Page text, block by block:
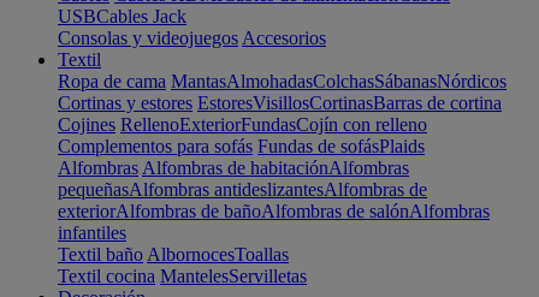
USBCables Jack
Consolas y videojuegos Accesorios
Textil
Ropa de cama MantasAlmohadasColchasSábanasNórdicos
Cortinas y estores EstoresVisillosCortinasBarras de cortina
Cojines RellenoExteriorFundasCojín con relleno
Complementos para sofás Fundas de sofásPlaids
Alfombras Alfombras de habitaciónAlfombras
pequeñasAlfombras antideslizantesAlfombras de
exteriorAlfombras de bañoAlfombras de salónAlfombras
infantiles
Textil baño AlbornocesToallas
Textil cocina MantelesServilletas